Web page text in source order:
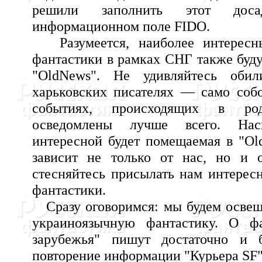
решили заполнить этот
информационном поле FIDO.
Разумеется, наиболее
фантастики в рамках СНГ также
"OldNews". Не удивляйтесь
харьковских писателях — само
событиях, происходящих в
осведомлены лучше всего.
интересной будет помещаемая в
зависит не только от нас, но и
стесняйтесь присылать нам
фантастики.
Сразу оговоримся: мы будем
украиноязычную фантастику. О
зарубежья" пишут достаточно и
повторение информации "Курьера